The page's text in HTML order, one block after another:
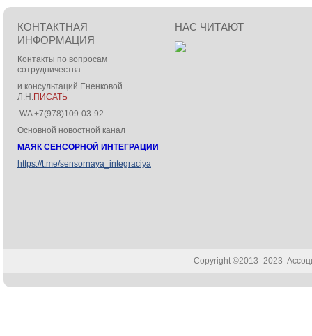
КОНТАКТНАЯ
ИНФОРМАЦИЯ
Контакты по вопросам
сотрудничества
и консультаций Ененковой
Л.Н.ПИСАТЬ
WA +7(978)109-03-92
Основной новостной канал
МАЯК СЕНСОРНОЙ ИНТЕГРАЦИИ
https://t.me/sensornaya_integraciya
НАС ЧИТАЮТ
Copyright ©2013- 2023